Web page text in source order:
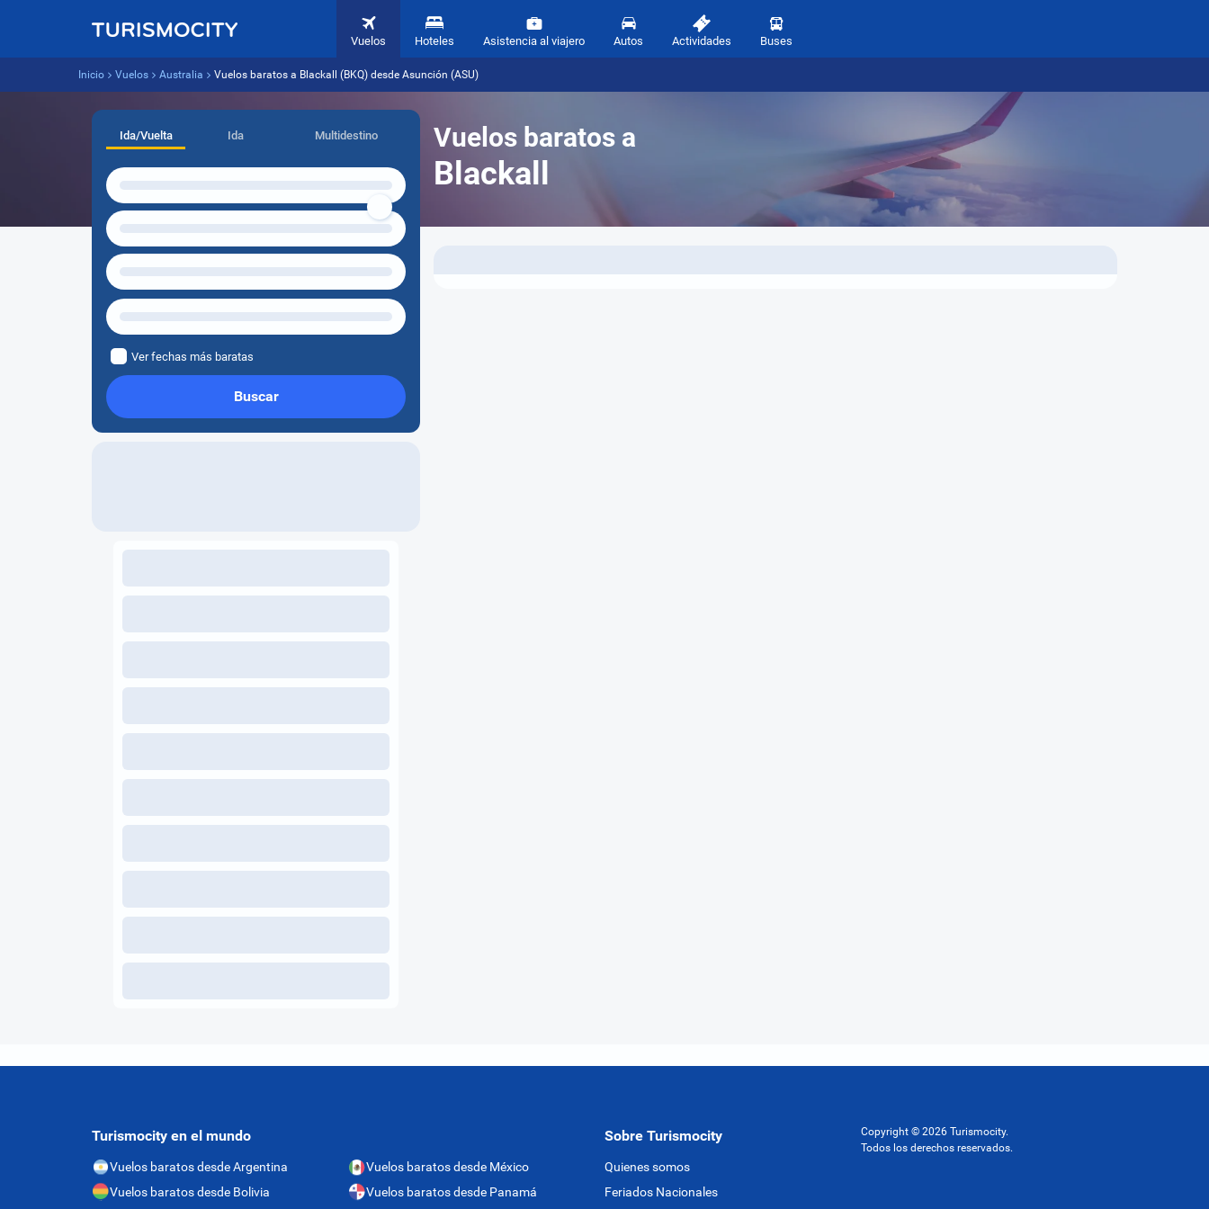
Vuelos Hoteles Asistencia al viajero Autos Actividades Buses
Inicio Vuelos Australia Vuelos baratos a Blackall (BKQ) desde Asunción (ASU)
Vuelos baratos a
Blackall
Ida/Vuelta Ida Multidestino
Ver fechas más baratas
Buscar
Turismocity en el mundo
Vuelos baratos desde Argentina
Vuelos baratos desde Bolivia
Vuelos baratos desde México
Vuelos baratos desde Panamá
Sobre Turismocity
Quienes somos
Feriados Nacionales
Copyright © 2026 Turismocity.
Todos los derechos reservados.